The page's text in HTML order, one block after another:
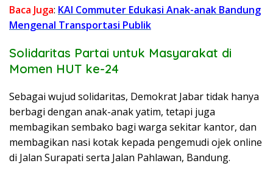
Baca Juga: KAI Commuter Edukasi Anak-anak Bandung
Mengenal Transportasi Publik
Solidaritas Partai untuk Masyarakat di
Momen HUT ke-24
Sebagai wujud solidaritas, Demokrat Jabar tidak hanya
berbagi dengan anak-anak yatim, tetapi juga
membagikan sembako bagi warga sekitar kantor, dan
membagikan nasi kotak kepada pengemudi ojek online
di Jalan Surapati serta Jalan Pahlawan, Bandung.